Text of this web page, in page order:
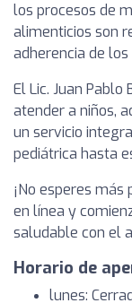
los procesos de
alimenticios son
adherencia de
El Lic. Juan
atender a niños,
un servicio
pediátrica hasta
¡No esperes
en línea y
saludable con el
Horario de
lunes: